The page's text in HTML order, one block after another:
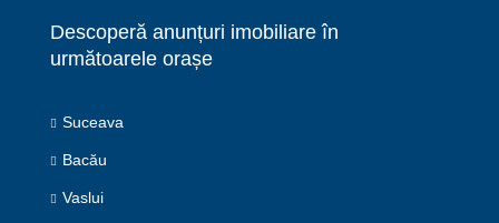
Descoperă anunțuri imobiliare în
următoarele orașe
Suceava
Bacău
Vaslui